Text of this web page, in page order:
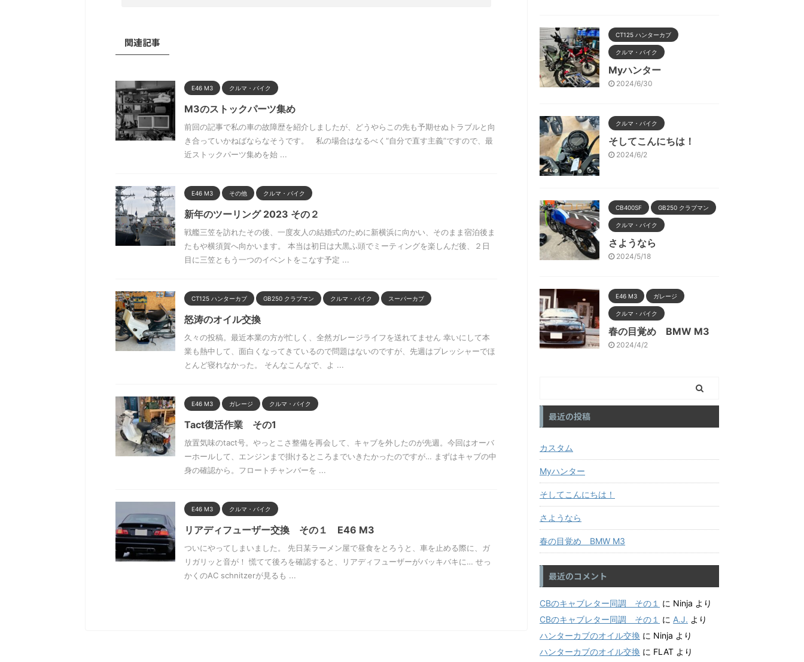
関連記事
E46 M3 クルマ・バイク
M3のストックパーツ集め
前回の記事で私の車の故障歴を紹介しましたが、どうやらこの先も予期せぬトラブルと向
き合っていかねばならなそうです。 私の場合はなるべく“自分で直す主義”ですので、最
近ストックパーツ集めを始 ...
E46 M3 その他 クルマ・バイク
新年のツーリング 2023 その２
戦艦三笠を訪れたその後、一度友人の結婚式のために新横浜に向かい、そのまま宿泊後ま
たもや横須賀へ向かいます。 本当は初日は大黒ふ頭でミーティングを楽しんだ後、２日
目に三笠ともう一つのイベントをこなす予定 ...
CT125 ハンターカブ GB250 クラブマン クルマ・バイク スーパーカブ
怒涛のオイル交換
久々の投稿。最近本業の方が忙しく、全然ガレージライフを送れてません 幸いにして本
業も熱中して、面白くなってきているので問題はないのですが、先週はプレッシャーでほ
とんど寝れなかった。 そんなこんなで、よ ...
E46 M3 ガレージ クルマ・バイク
Tact復活作業 その1
放置気味のtact号。やっとこさ整備を再会して、キャブを外したのが先週。今回はオーバ
ーホールして、エンジンまで掛けるところまでいきたかったのですが… まずはキャブの中
身の確認から。フロートチャンバーを ...
E46 M3 クルマ・バイク
リアディフューザー交換 その１ E46 M3
ついにやってしまいました。 先日某ラーメン屋で昼食をとろうと、車を止める際に、ガ
リガリッと音が！ 慌てて後ろを確認すると、リアディフューザーがバッキバキに… せっ
かくのAC schnitzerが見るも ...
CT125 ハンターカブ
クルマ・バイク
Myハンター
2024/6/30
クルマ・バイク
そしてこんにちは！
2024/6/2
CB400SF GB250 クラブマン
クルマ・バイク
さようなら
2024/5/18
E46 M3 ガレージ
クルマ・バイク
春の目覚め BMW M3
2024/4/2
最近の投稿
カスタム
Myハンター
そしてこんにちは！
さようなら
春の目覚め BMW M3
最近のコメント
CBのキャブレター同調 その１ に Ninja より
CBのキャブレター同調 その１
に A.J. より
ハンターカブのオイル交換 に Ninja より
ハンターカブのオイル交換 に FLAT より